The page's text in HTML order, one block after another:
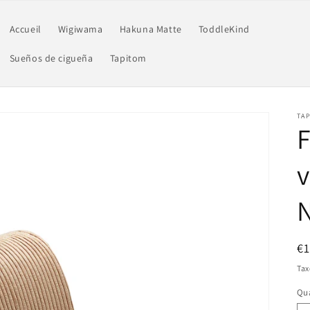
Accueil Wigiwama Hakuna Matte ToddleKind
Sueños de cigueña Tapitom